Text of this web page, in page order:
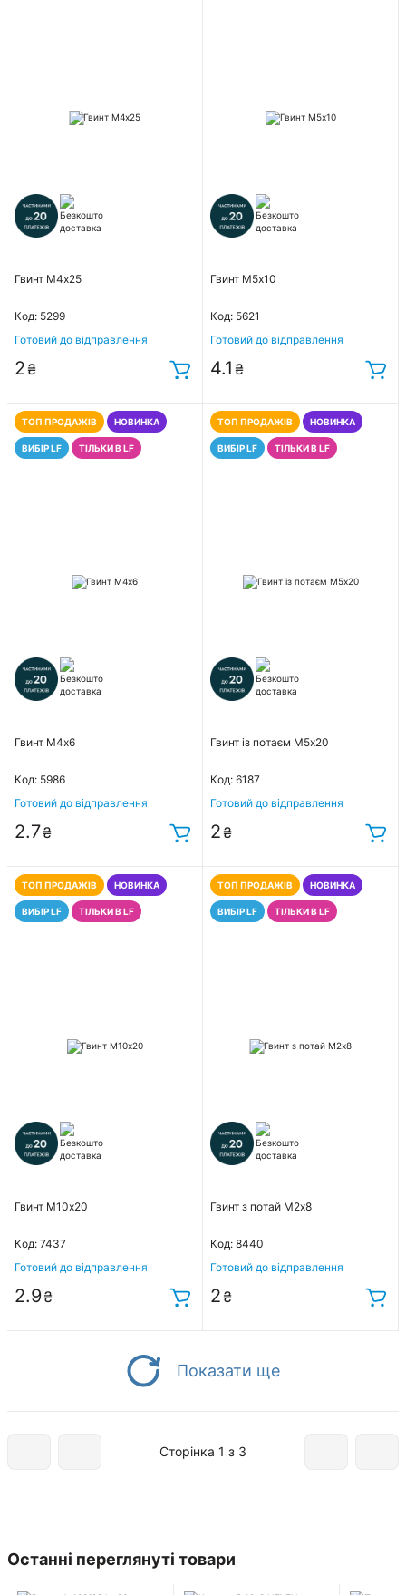
Гвинт М4х25
Код: 5299
Готовий до відправлення
2₴
Гвинт М5х10
Код: 5621
Готовий до відправлення
4.1 ₴
ТОП ПРОДАЖІВ НОВИНКА
ВИБІР LF ТІЛЬКИ В LF
Гвинт М4х6
Код: 5986
Готовий до відправлення
2.7₴
ТОП ПРОДАЖІВ НОВИНКА
ВИБІР LF ТІЛЬКИ В LF
Гвинт із потаєм М5х20
Код: 6187
Готовий до відправлення
2₴
ТОП ПРОДАЖІВ НОВИНКА
ВИБІР LF ТІЛЬКИ В LF
Гвинт М10х20
Код: 7437
Готовий до відправлення
2.9₴
ТОП ПРОДАЖІВ НОВИНКА
ВИБІР LF ТІЛЬКИ В LF
Гвинт з потай М2х8
Код: 8440
Готовий до відправлення
2₴
Показати ще
Сторінка 1 з 3
Останні переглянуті товари